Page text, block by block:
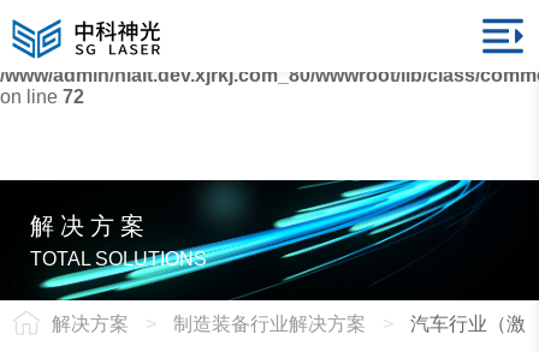
Warning: mysqli_fetch_array() expects parameter 1 to be
mysqli_result, bool given in
/www/admin/nialt.dev.xjrkj.com_80/wwwroot/lib/class/
on line 72
解决方案
TOTAL SOLUTIONS
解决方案 > 制造装备行业解决方案 > 汽车行业（激